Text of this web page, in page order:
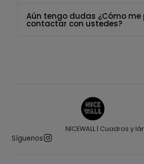
Aún tengo dudas ¿Cómo me
contactar con ustedes?
NICEWALL | Cuadros y
Síguenos